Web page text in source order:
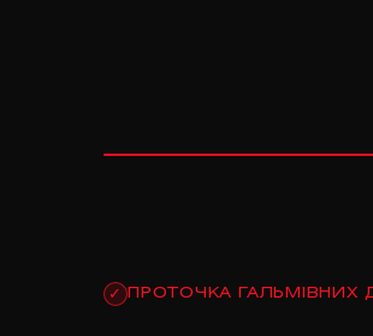
✓ ПРОТОЧКА ГАЛЬМІВНИХ